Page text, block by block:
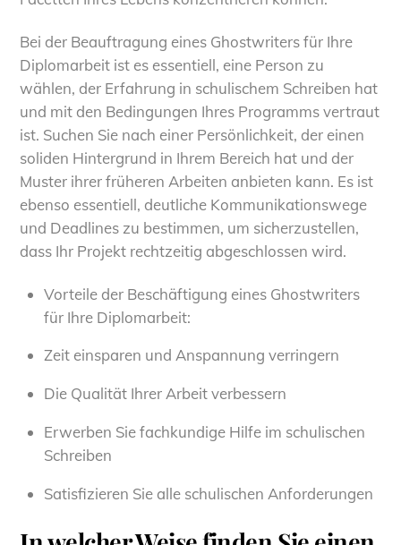
Bei der Beauftragung eines Ghostwriters für Ihre
Diplomarbeit ist es essentiell, eine Person zu
wählen, der Erfahrung in schulischem Schreiben hat
und mit den Bedingungen Ihres Programms vertraut
ist. Suchen Sie nach einer Persönlichkeit, der einen
soliden Hintergrund in Ihrem Bereich hat und der
Muster ihrer früheren Arbeiten anbieten kann. Es ist
ebenso essentiell, deutliche Kommunikationswege
und Deadlines zu bestimmen, um sicherzustellen,
dass Ihr Projekt rechtzeitig abgeschlossen wird.
Vorteile der Beschäftigung eines Ghostwriters
für Ihre Diplomarbeit:
Zeit einsparen und Anspannung verringern
Die Qualität Ihrer Arbeit verbessern
Erwerben Sie fachkundige Hilfe im schulischen
Schreiben
Satisfizieren Sie alle schulischen Anforderungen